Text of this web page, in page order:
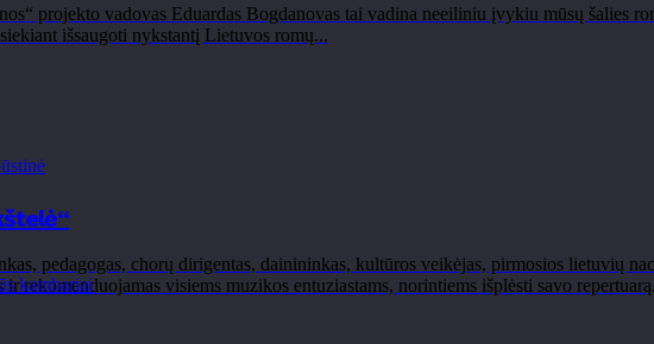
kambariai
projekto vadovas Eduardas Bogdanovas tai vadina neeiliniu įvykiu mūsų šalies
išsaugoti nykstantį Lietuvos romų...
pedagogas, chorų dirigentas, dainininkas, kultūros veikėjas, pirmosios lietuvių
rekomenduojamas visiems muzikos entuziastams, norintiems išplėsti savo